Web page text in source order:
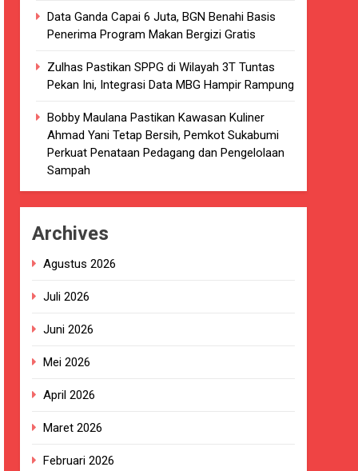
di puskesmas.
terkait Dugaan beredar nya Obat
DPRD Kabupaten Sukabumi Angkat
akan Kadaluarsa oleh Puskesmas
Pengadaan Buku Simi
Data Ganda Capai 6 Juta, BGN Benahi Basis
Penerima Program Makan Bergizi Gratis
Zulhas Pastikan SPPG di Wilayah 3T Tuntas
Pekan Ini, Integrasi Data MBG Hampir Rampung
Bobby Maulana Pastikan Kawasan Kuliner
Ahmad Yani Tetap Bersih, Pemkot Sukabumi
Perkuat Penataan Pedagang dan Pengelolaan
Sampah
Archives
Agustus 2026
Juli 2026
Juni 2026
Mei 2026
April 2026
Maret 2026
Februari 2026